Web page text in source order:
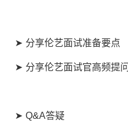
➤ 分享伦艺面试准备要点
➤ 分享伦艺面试官高频提
➤ Q&A答疑